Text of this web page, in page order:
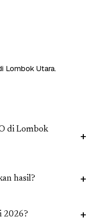
Lombok Utara.
di Lombok
hasil?
2026?